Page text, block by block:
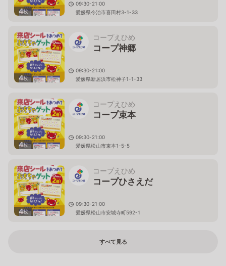
4枚
09:30-21:00
愛媛県今治市喜田村3-1-33
4枚
コープえひめ
コープ神郷
09:30-21:00
愛媛県新居浜市松神子1-1-33
4枚
コープえひめ
コープ束本
09:30-21:00
愛媛県松山市束本1-5-5
4枚
コープえひめ
コープひさえだ
09:30-21:00
愛媛県松山市安城寺町592-1
すべて見る